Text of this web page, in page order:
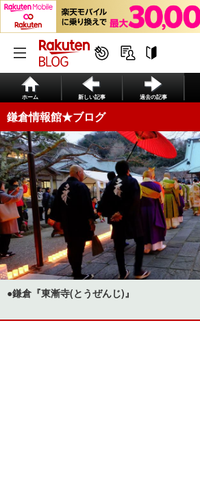
ホーム 新しい記事 過去の記事
鎌倉情報館★ブログ
●鎌倉『東漸寺(とうぜんじ)』